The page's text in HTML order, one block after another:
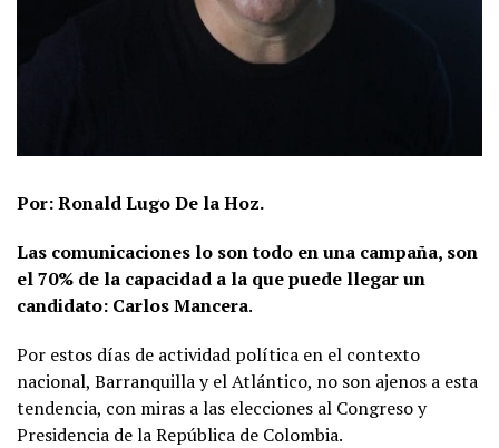
Por: Ronald Lugo De la Hoz.
Las comunicaciones lo son todo en una campaña, son
el 70% de la capacidad a la que puede llegar un
candidato: Carlos Mancera.
Por estos días de actividad política en el contexto
nacional, Barranquilla y el Atlántico, no son ajenos a esta
tendencia, con miras a las elecciones al Congreso y
Presidencia de la República de Colombia.